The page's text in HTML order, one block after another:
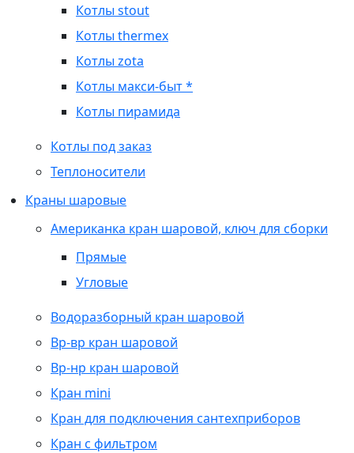
Котлы stout
Котлы thermex
Котлы zota
Котлы макси-быт *
Котлы пирамида
Котлы под заказ
Теплоносители
Краны шаровые
Американка кран шаровой, ключ для сборки
Прямые
Угловые
Водоразборный кран шаровой
Вр-вр кран шаровой
Вр-нр кран шаровой
Кран mini
Кран для подключения сантехприборов
Кран с фильтром